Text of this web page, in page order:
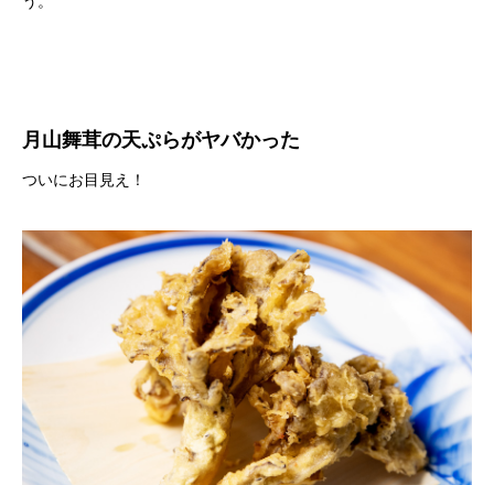
月山舞茸の天ぷらがヤバかった
ついにお目見え！